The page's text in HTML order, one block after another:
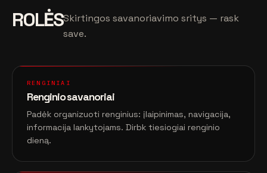
ROLĖSSkirtingos savanoriavimo sritys — rask
save.
RENGINIAI
Renginio savanoriai
Padėk organizuoti renginius: įlaipinimas, navigacija,
informacija lankytojams. Dirbk tiesiogiai renginio
dieną.